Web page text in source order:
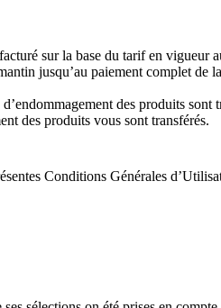
sur la base du tarif en vigueur
jusqu’au paiement complet de
des produits sont
des produits vous sont transférés.
Conditions Générales